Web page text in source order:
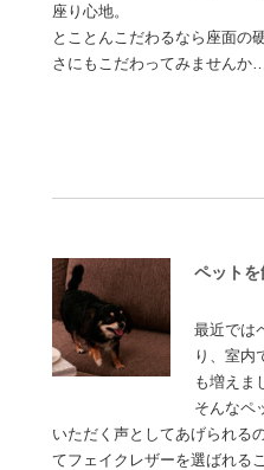
座り心地。
とことんこだわるなら座面の
さにもこだわってみませんか
ペット
最近では
り、室内
も増えま
そんなペ
いただく声としてあげられる
てフェイクレザーを選ばれる